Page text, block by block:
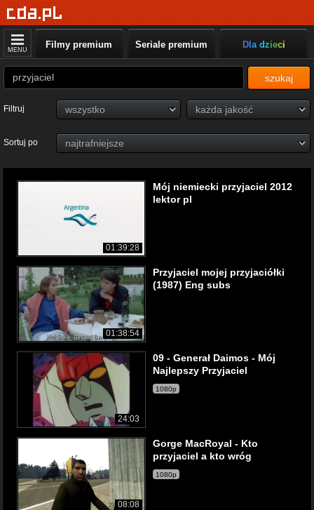
MENU Filmy premium Seriale premium Dla dzieci
szukaj
Filtruj
Sortuj po
01:39:28
Mój niemiecki przyjaciel 2012
lektor pl
01:38:54
Przyjaciel mojej przyjaciółki
(1987) Eng subs
24:03
09 - Generał Daimos - Mój
Najlepszy Przyjaciel
1080p
08:08
Gorge MacRoyal - Kto
przyjaciel a kto wróg
1080p